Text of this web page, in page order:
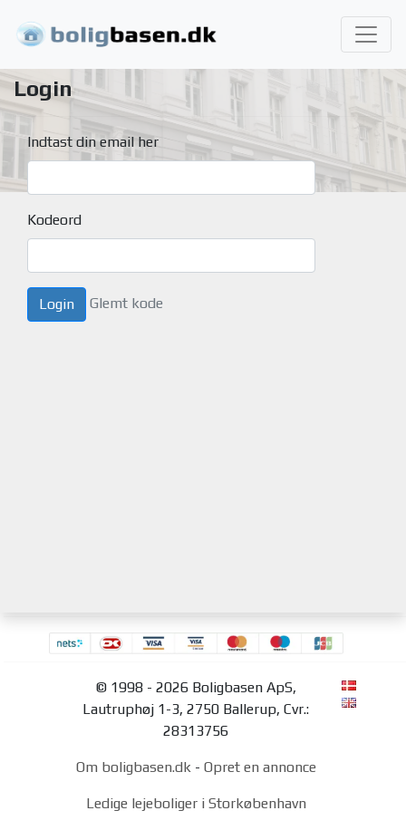
Login
Indtast din email her
Kodeord
Glemt kode
© 1998 - 2026 Boligbasen ApS,
Lautruphøj 1-3, 2750 Ballerup, Cvr.:
28313756
Om boligbasen.dk - Opret en annonce
Ledige lejeboliger i Storkøbenhavn